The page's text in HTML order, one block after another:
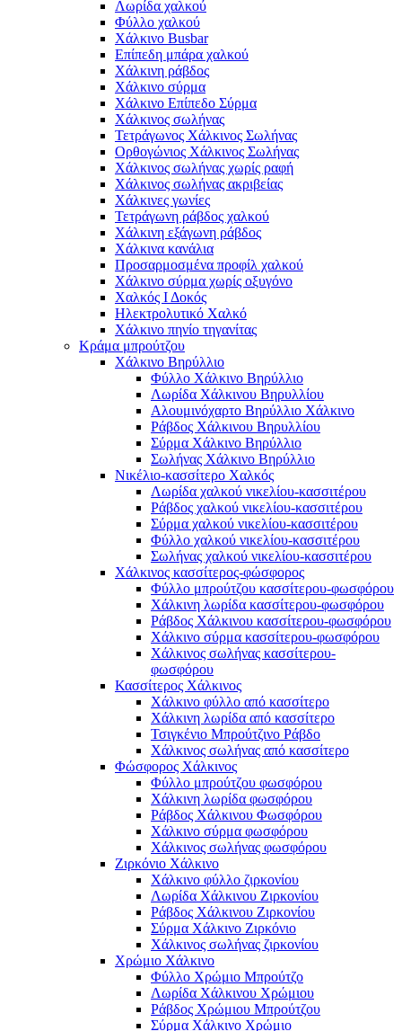
Λωρίδα χαλκού
Φύλλο χαλκού
Χάλκινο Busbar
Επίπεδη μπάρα χαλκού
Χάλκινη ράβδος
Χάλκινο σύρμα
Χάλκινο Επίπεδο Σύρμα
Χάλκινος σωλήνας
Τετράγωνος Χάλκινος Σωλήνας
Ορθογώνιος Χάλκινος Σωλήνας
Χάλκινος σωλήνας χωρίς ραφή
Χάλκινος σωλήνας ακριβείας
Χάλκινες γωνίες
Τετράγωνη ράβδος χαλκού
Χάλκινη εξάγωνη ράβδος
Χάλκινα κανάλια
Προσαρμοσμένα προφίλ χαλκού
Χάλκινο σύρμα χωρίς οξυγόνο
Χαλκός Ι Δοκός
Ηλεκτρολυτικό Χαλκό
Χάλκινο πηνίο τηγανίτας
Κράμα μπρούτζου
Χάλκινο Βηρύλλιο
Φύλλο Χάλκινο Βηρύλλιο
Λωρίδα Χάλκινου Βηρυλλίου
Αλουμινόχαρτο Βηρύλλιο Χάλκινο
Ράβδος Χάλκινου Βηρυλλίου
Σύρμα Χάλκινο Βηρύλλιο
Σωλήνας Χάλκινο Βηρύλλιο
Νικέλιο-κασσίτερο Χαλκός
Λωρίδα χαλκού νικελίου-κασσιτέρου
Ράβδος χαλκού νικελίου-κασσιτέρου
Σύρμα χαλκού νικελίου-κασσιτέρου
Φύλλο χαλκού νικελίου-κασσιτέρου
Σωλήνας χαλκού νικελίου-κασσιτέρου
Χάλκινος κασσίτερος-φώσφορος
Φύλλο μπρούτζου κασσίτερου-φωσφόρου
Χάλκινη λωρίδα κασσίτερου-φωσφόρου
Ράβδος Χάλκινου κασσίτερου-φωσφόρου
Χάλκινο σύρμα κασσίτερου-φωσφόρου
Χάλκινος σωλήνας κασσίτερου-
φωσφόρου
Κασσίτερος Χάλκινος
Χάλκινο φύλλο από κασσίτερο
Χάλκινη λωρίδα από κασσίτερο
Τσιγκένιο Μπρούτζινο Ράβδο
Χάλκινος σωλήνας από κασσίτερο
Φώσφορος Χάλκινος
Φύλλο μπρούτζου φωσφόρου
Χάλκινη λωρίδα φωσφόρου
Ράβδος Χάλκινου Φωσφόρου
Χάλκινο σύρμα φωσφόρου
Χάλκινος σωλήνας φωσφόρου
Ζιρκόνιο Χάλκινο
Χάλκινο φύλλο ζιρκονίου
Λωρίδα Χάλκινου Ζιρκονίου
Ράβδος Χάλκινου Ζιρκονίου
Σύρμα Χάλκινο Ζιρκόνιο
Χάλκινος σωλήνας ζιρκονίου
Χρώμιο Χάλκινο
Φύλλο Χρώμιο Μπρούτζο
Λωρίδα Χάλκινου Χρώμιου
Ράβδος Χρώμιου Μπρούτζου
Σύρμα Χάλκινο Χρώμιο